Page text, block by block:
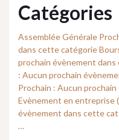
Catégories
Assemblée Générale
dans cette catégorie
prochain évènement
: Aucun prochain
Prochain : Aucun
Evènement en entreprise
évènement dans cette
…